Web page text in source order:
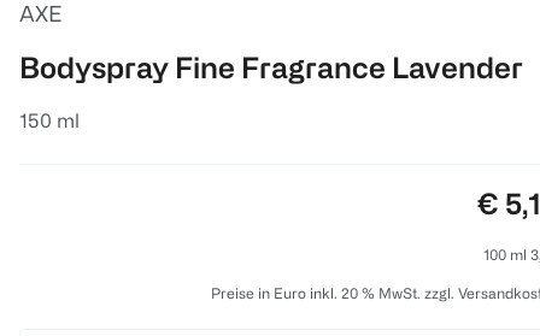
AXE
Bodyspray Fine Fragrance Lavender
150 ml
€
100 ml
Preise in Euro inkl. 20 % MwSt. zzgl.